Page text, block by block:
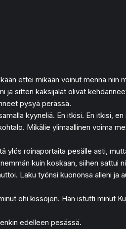
ettei mikään voinut mennä niin
sitten kaksijalat olivat
pysyä perässä.
kyyneliä. En itkisi. En itkisi, en
Mikälie ylimaallinen voima
ylös roinaportaita pesälle asti,
kuin koskaan, siihen
Laku työnsi kuononsa alleni
ohi kissojen. Hän istutti minut
edelleen pesässä.